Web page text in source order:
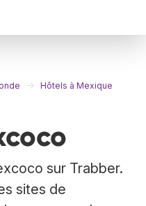
Hôtels à Mexique
sur Trabber.
sites de